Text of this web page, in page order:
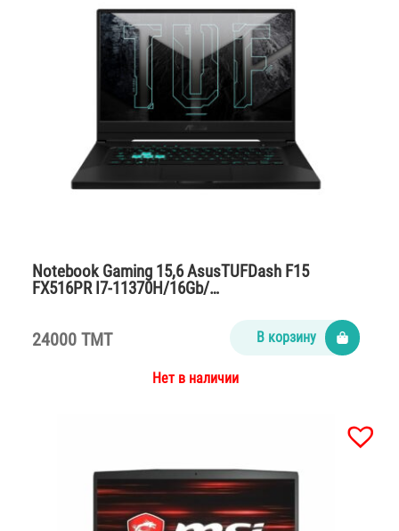
Notebook Gaming 15,6 AsusTUFDash F15
FX516PR I7-11370H/16Gb/…
24000 TMT В корзину
Нет в наличии